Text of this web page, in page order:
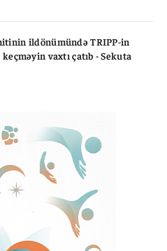
ildönümündə TRIPP-in
vaxtı çatıb - Sekuta